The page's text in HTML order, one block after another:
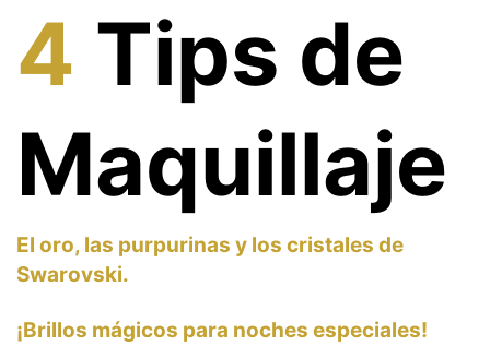
4 Tips de
Maquillaje
El oro, las purpurinas y los cristales de
Swarovski.
¡Brillos mágicos para noches especiales!